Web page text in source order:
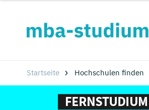
Startseite Hochschulen finden